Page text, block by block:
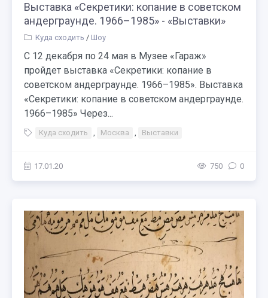
Выставка «Секретики: копание в советском
андерграунде. 1966–1985» - «Выставки»
Куда сходить / Шоу
С 12 декабря по 24 мая в Музее «Гараж»
пройдет выставка «Секретики: копание в
советском андерграунде. 1966–1985». Выставка
«Секретики: копание в советском андерграунде.
1966–1985» Через...
Куда сходить , Москва , Выставки
17.01.20 750 0